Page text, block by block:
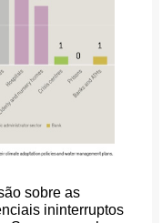
sobre as
ininterruptos